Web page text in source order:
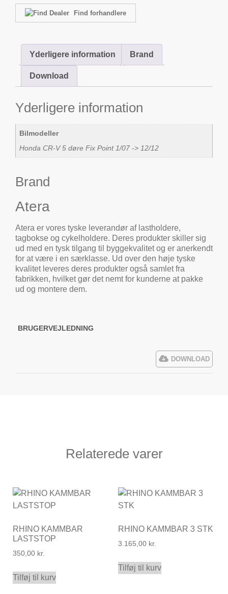
Find forhandlere
Yderligere information Brand
Download
Yderligere information
Bilmodeller
Honda CR-V 5 døre Fix Point 1/07 -> 12/12
Brand
Atera
Atera er vores tyske leverandør af lastholdere,
tagbokse og cykelholdere. Deres produkter skiller sig
ud med en tysk tilgang til byggekvalitet og er anerkendt
for at være i en særklasse. Ud over den høje tyske
kvalitet leveres deres produkter også samlet fra
fabrikken, hvilket gør det nemt for kunderne at pakke
ud og montere dem.
BRUGERVEJLEDNING
DOWNLOAD
Relaterede varer
RHINO KAMMBAR
LASTSTOP
350,00 kr.
Tilføj til kurv
RHINO KAMMBAR 3 STK
3.165,00 kr.
Tilføj til kurv